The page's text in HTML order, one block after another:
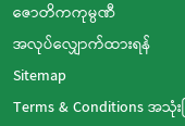
ဇောတိကကုမ္ပဏီ
အလုပ်လျှောက်ထားရန်
Sitemap
Terms & Conditions အသုံ